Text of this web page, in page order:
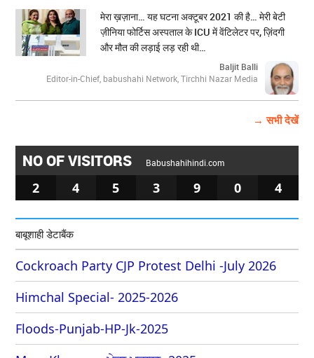
मेरा ख़ज़ाना… यह घटना अक्टूबर 2021 की है… मेरी बेटी
ज़ीनिया फोर्टिस अस्पताल के ICU में वेंटिलेटर पर, ज़िंदगी
और मौत की लड़ाई लड़ रही थी…
Baljit Balli
Editor-in-Chief, babushahi Network, Tirchhi Nazar Media
→ सभी देखें
NO OF VISITORS Babushahihindi.com
2 4 5 3 9 0 4
बाबूशाही डेटाबैंक
Cockroach Party CJP Protest Delhi -July 2026
Himchal Special- 2025-2026
Floods-Punjab-HP-Jk-2025